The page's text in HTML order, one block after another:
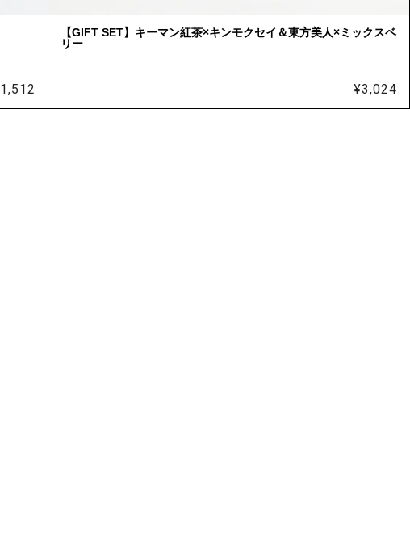
1,512
【GIFT SET】キーマン紅茶×キンモクセイ＆東方美人×ミックスベ
リー
¥3,024